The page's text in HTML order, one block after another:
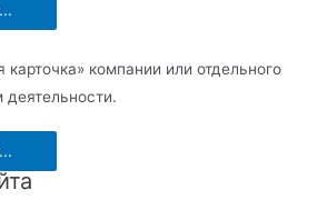
карточка» компании или отдельного
деятельности.